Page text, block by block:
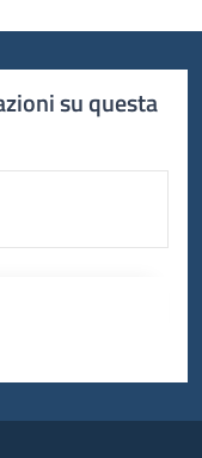
su questa